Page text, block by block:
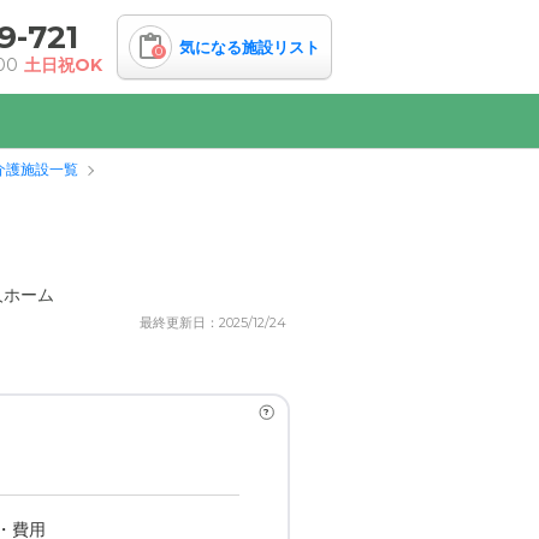
721
土日祝OK
0 気になる施設リスト
護施設一覧
ーム
最終更新日：2025/12/24
?
費用